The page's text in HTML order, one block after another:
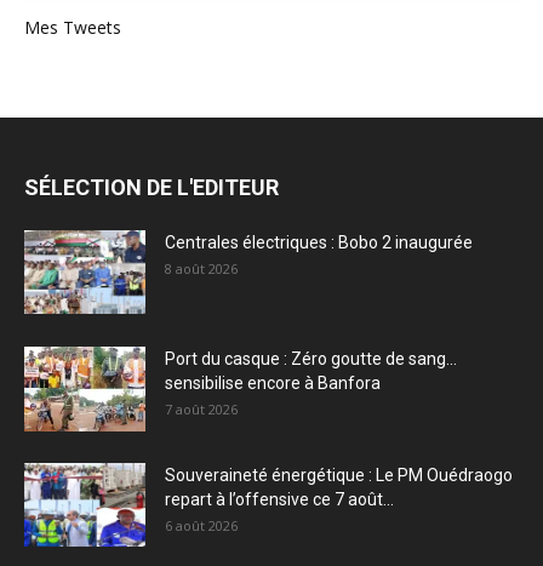
Mes Tweets
SÉLECTION DE L'EDITEUR
Centrales électriques : Bobo 2 inaugurée
8 août 2026
Port du casque : Zéro goutte de sang…
sensibilise encore à Banfora
7 août 2026
Souveraineté énergétique : Le PM Ouédraogo
repart à l’offensive ce 7 août...
6 août 2026